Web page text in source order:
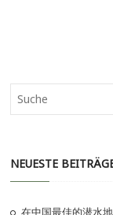
NEUESTE
在中国最佳的潜水